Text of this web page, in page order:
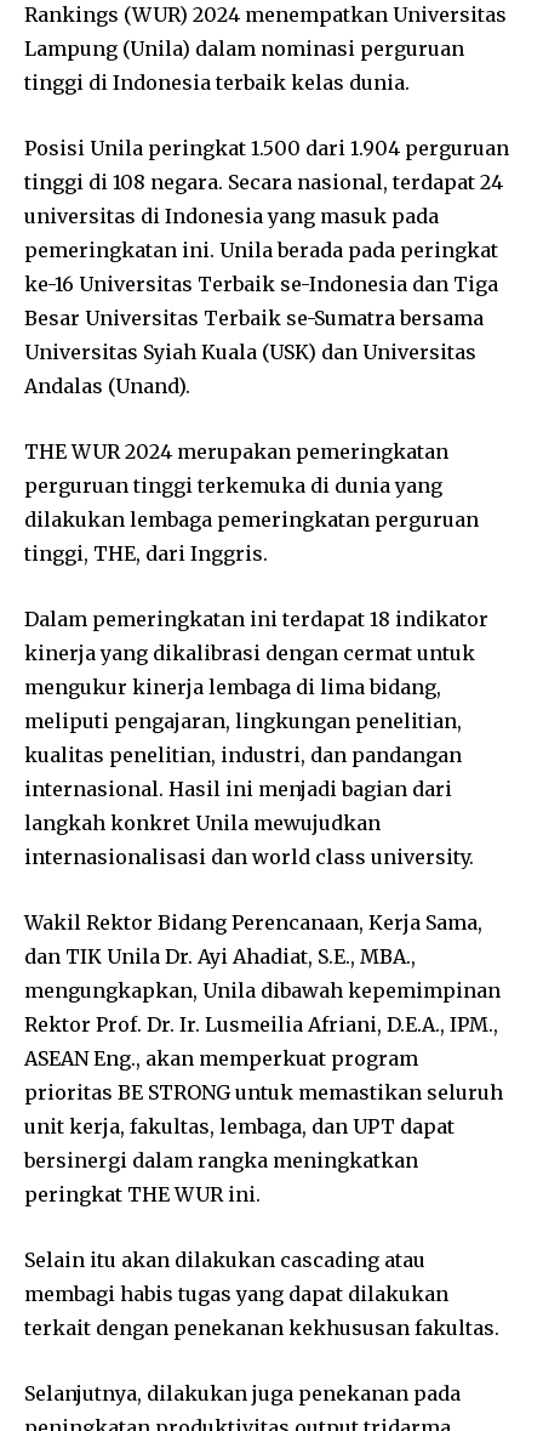
Rankings (WUR) 2024 menempatkan Universitas
Lampung (Unila) dalam nominasi perguruan
tinggi di Indonesia terbaik kelas dunia.
Posisi Unila peringkat 1.500 dari 1.904 perguruan
tinggi di 108 negara. Secara nasional, terdapat 24
universitas di Indonesia yang masuk pada
pemeringkatan ini. Unila berada pada peringkat
ke-16 Universitas Terbaik se-Indonesia dan Tiga
Besar Universitas Terbaik se-Sumatra bersama
Universitas Syiah Kuala (USK) dan Universitas
Andalas (Unand).
THE WUR 2024 merupakan pemeringkatan
perguruan tinggi terkemuka di dunia yang
dilakukan lembaga pemeringkatan perguruan
tinggi, THE, dari Inggris.
Dalam pemeringkatan ini terdapat 18 indikator
kinerja yang dikalibrasi dengan cermat untuk
mengukur kinerja lembaga di lima bidang,
meliputi pengajaran, lingkungan penelitian,
kualitas penelitian, industri, dan pandangan
internasional. Hasil ini menjadi bagian dari
langkah konkret Unila mewujudkan
internasionalisasi dan world class university.
Wakil Rektor Bidang Perencanaan, Kerja Sama,
dan TIK Unila Dr. Ayi Ahadiat, S.E., MBA.,
mengungkapkan, Unila dibawah kepemimpinan
Rektor Prof. Dr. Ir. Lusmeilia Afriani, D.E.A., IPM.,
ASEAN Eng., akan memperkuat program
prioritas BE STRONG untuk memastikan seluruh
unit kerja, fakultas, lembaga, dan UPT dapat
bersinergi dalam rangka meningkatkan
peringkat THE WUR ini.
Selain itu akan dilakukan cascading atau
membagi habis tugas yang dapat dilakukan
terkait dengan penekanan kekhususan fakultas.
Selanjutnya, dilakukan juga penekanan pada